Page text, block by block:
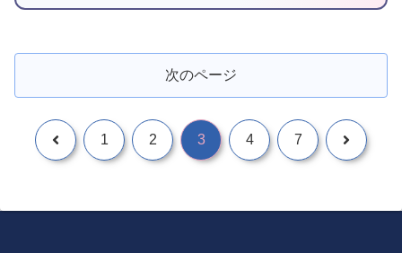
（VM3台）を、従来構成と図で比較し、シンプル化の
ポイントを解説します。次のページ
1 2 3 4 7